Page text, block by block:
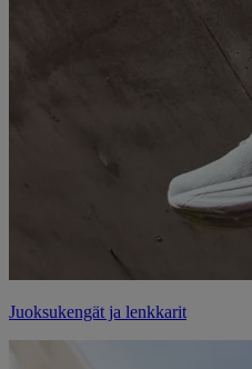
Juoksukengät ja lenkkarit